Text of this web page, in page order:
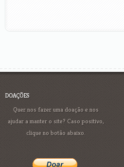
DOAÇÕES
Quer nos fazer uma doação e nos
ajudar a manter o site? Caso positivo,
clique no botão abaixo.